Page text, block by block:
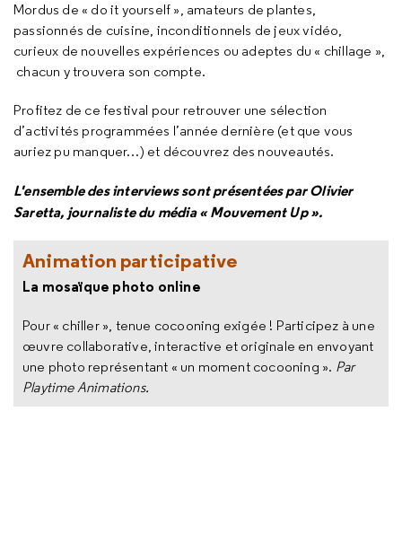
Mordus de « do it yourself », amateurs de plantes,
passionnés de cuisine, inconditionnels de jeux vidéo,
curieux de nouvelles expériences ou adeptes du « chillage »,
chacun y trouvera son compte.
Profitez de ce festival pour retrouver une sélection
d’activités programmées l’année dernière (et que vous
auriez pu manquer…) et découvrez des nouveautés.
L'ensemble des interviews sont présentées par Olivier
Saretta, journaliste du média « Mouvement Up ».
Animation participative
La mosaïque photo online
Pour « chiller », tenue cocooning exigée ! Participez à une
œuvre collaborative, interactive et originale en envoyant
une photo représentant « un moment cocooning ». Par
Playtime Animations.